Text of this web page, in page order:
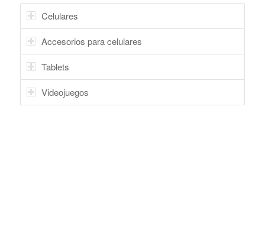
Celulares
Accesorios para celulares
Tablets
Videojuegos